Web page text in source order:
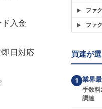
入金
日対応
ファ
ファ
買速が
1 業界
手数料
調達